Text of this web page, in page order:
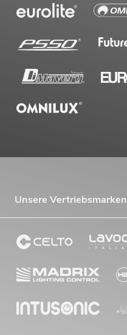
Unsere Vertriebsmarken